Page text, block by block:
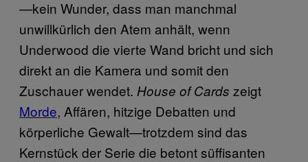
—kein Wunder, dass man manchmal
unwillkürlich den Atem anhält, wenn
Underwood die vierte Wand bricht und sich
direkt an die Kamera und somit den
Zuschauer wendet. House of Cards zeigt
Morde, Affären, hitzige Debatten und
körperliche Gewalt—trotzdem sind das
Kernstück der Serie die betont süffisanten